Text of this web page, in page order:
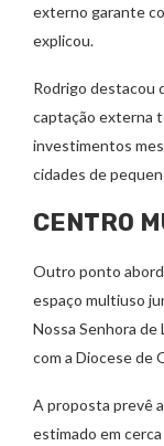
externo garante
explicou.
Rodrigo destacou
captação externa
investimentos
cidades de
CENTRO
Outro ponto
espaço multiuso
Nossa Senhora de
com a Diocese de
A proposta prevê
estimado em